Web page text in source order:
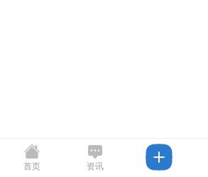
首页 资讯